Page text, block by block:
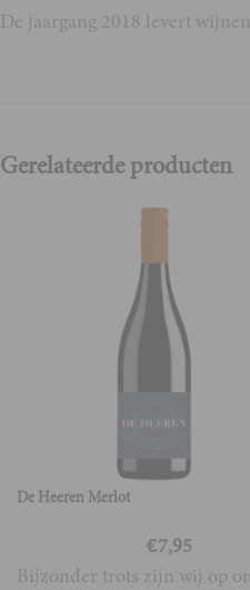
De jaargang 2018 levert
Gerelateerde producten
De Heeren Merlot
€7,95
Bijzonder trots zijn wij op